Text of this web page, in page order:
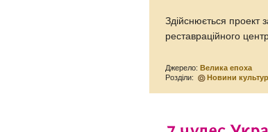
Здійснюється проект
реставраційного
Джерело:Велика епоха
Розділи:
Новини